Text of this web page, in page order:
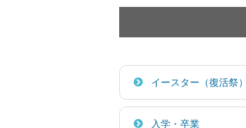
イースター（復活祭）
入学・卒業